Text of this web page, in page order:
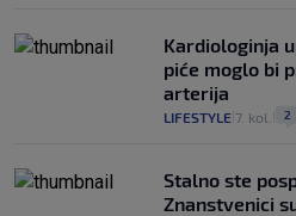
Kardiologinja
piće moglo bi
arterija
LIFESTYLE 7. kol. 2
Stalno ste
Znanstvenici